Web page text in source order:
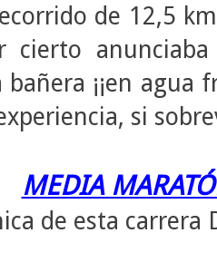
de 12,5
cierto
¡¡en agua
si
MEDIA
de esta carrera